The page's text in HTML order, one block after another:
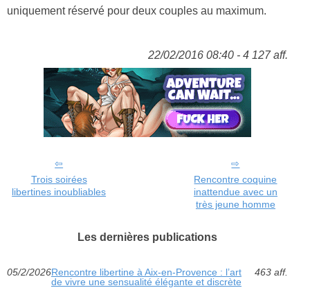
uniquement réservé pour deux couples au maximum.
22/02/2016 08:40 - 4 127 aff.
Trois soirées
libertines inoubliables
Rencontre coquine
inattendue avec un
très jeune homme
Les dernières publications
05/2/2026Rencontre libertine à Aix-en-Provence : l’art
de vivre une sensualité élégante et discrète
463 aff.